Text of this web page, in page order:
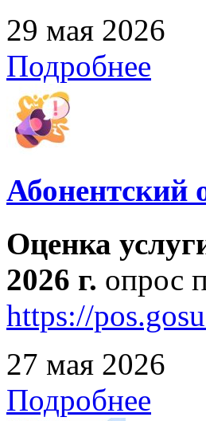
29 мая 2026
Подробнее
Абонентский
Оценка
2026 г. опрос
https://
27 мая 2026
Подробнее